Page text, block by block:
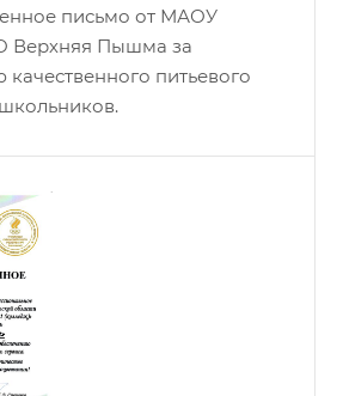
письмо от МАОУ
Пышма за
питьевого